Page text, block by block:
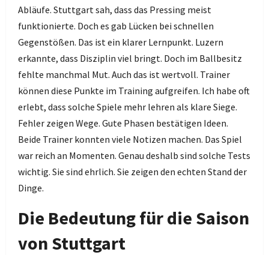
Abläufe. Stuttgart sah, dass das Pressing meist
funktionierte. Doch es gab Lücken bei schnellen
Gegenstößen. Das ist ein klarer Lernpunkt. Luzern
erkannte, dass Disziplin viel bringt. Doch im Ballbesitz
fehlte manchmal Mut. Auch das ist wertvoll. Trainer
können diese Punkte im Training aufgreifen. Ich habe oft
erlebt, dass solche Spiele mehr lehren als klare Siege.
Fehler zeigen Wege. Gute Phasen bestätigen Ideen.
Beide Trainer konnten viele Notizen machen. Das Spiel
war reich an Momenten. Genau deshalb sind solche Tests
wichtig. Sie sind ehrlich. Sie zeigen den echten Stand der
Dinge.
Die Bedeutung für die Saison
von Stuttgart